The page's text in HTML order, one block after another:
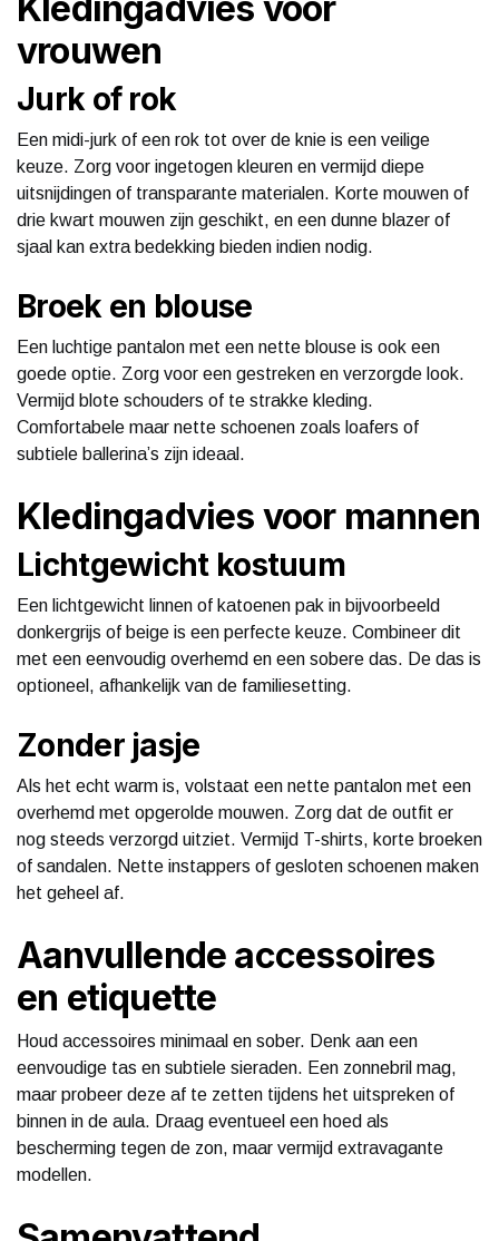
vrouwen
Jurk of rok
Een midi-jurk of een rok tot over de knie is een veilige
keuze. Zorg voor ingetogen kleuren en vermijd diepe
uitsnijdingen of transparante materialen. Korte mouwen of
drie kwart mouwen zijn geschikt, en een dunne blazer of
sjaal kan extra bedekking bieden indien nodig.
Broek en blouse
Een luchtige pantalon met een nette blouse is ook een
goede optie. Zorg voor een gestreken en verzorgde look.
Vermijd blote schouders of te strakke kleding.
Comfortabele maar nette schoenen zoals loafers of
subtiele ballerina’s zijn ideaal.
Kledingadvies voor mannen
Lichtgewicht kostuum
Een lichtgewicht linnen of katoenen pak in bijvoorbeeld
donkergrijs of beige is een perfecte keuze. Combineer dit
met een eenvoudig overhemd en een sobere das. De das is
optioneel, afhankelijk van de familiesetting.
Zonder jasje
Als het echt warm is, volstaat een nette pantalon met een
overhemd met opgerolde mouwen. Zorg dat de outfit er
nog steeds verzorgd uitziet. Vermijd T-shirts, korte broeken
of sandalen. Nette instappers of gesloten schoenen maken
het geheel af.
Aanvullende accessoires
en etiquette
Houd accessoires minimaal en sober. Denk aan een
eenvoudige tas en subtiele sieraden. Een zonnebril mag,
maar probeer deze af te zetten tijdens het uitspreken of
binnen in de aula. Draag eventueel een hoed als
bescherming tegen de zon, maar vermijd extravagante
modellen.